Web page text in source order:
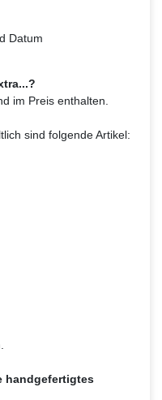
Datum
im Preis enthalten.
sind folgende Artikel:
handgefertigtes